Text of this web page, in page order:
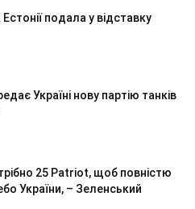
подала у відставку
Україні нову партію танків
25 Patriot, щоб повністю
України, – Зеленський